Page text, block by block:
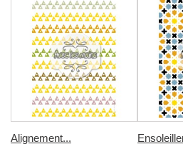
Alignement...